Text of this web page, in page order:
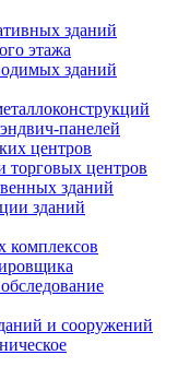
зданий
этажа
зданий
панелей
центров
торговых центров
зданий
зданий
комплексов
и сооружений